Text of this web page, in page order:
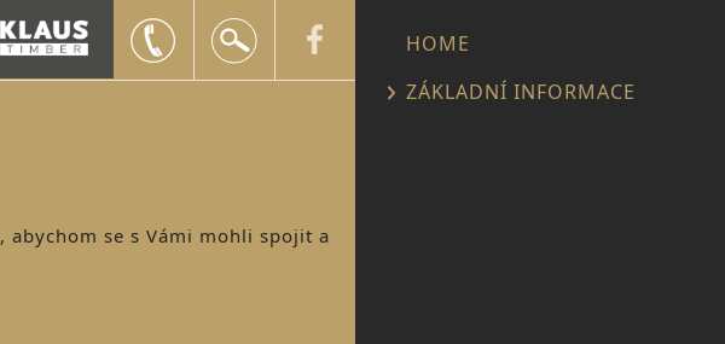
+420 602 552 624
info@snailtravel.czHOME
ZÁKLADNÍ INFORMACE
se s Vámi mohli spojit a